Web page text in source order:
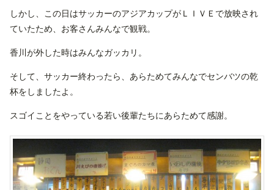
しかし、この日はサッカーのアジアカップがＬＩＶＥで放映され
ていたため、お客さんみんなで観戦。
香川が外した時はみんなガッカリ。
そして、サッカー終わったら、あらためてみんなでセンバツの乾
杯をしましたよ。
スゴイことをやっている若い後輩たちにあらためて感謝。